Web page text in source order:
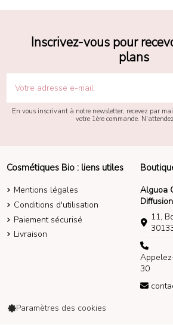
Inscrivez-vous pour
plans
En vous inscrivant à notre newsletter, recevez par
votre 1ère commande.
Cosmétiques Bio : liens utiles
Mentions légales
Conditions d'utilisation
Paiement sécurisé
Livraison
Alguoa
Diffusion
11,
30
Paramètres des cookies